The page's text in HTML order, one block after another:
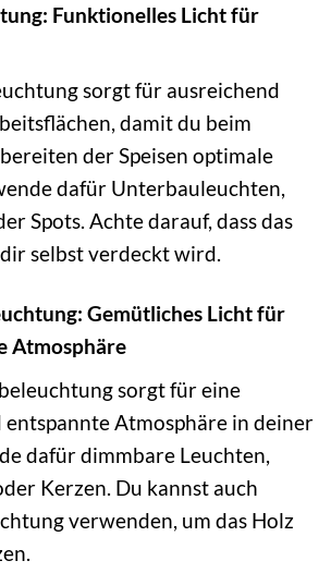
Funktionelles Licht für
sorgt für ausreichend
damit du beim
der Speisen optimale
dafür Unterbauleuchten,
Spots. Achte darauf, dass das
selbst verdeckt wird.
Gemütliches Licht für
Atmosphäre
sorgt für eine
Atmosphäre in deiner
dafür dimmbare Leuchten,
Kerzen. Du kannst auch
verwenden, um das Holz